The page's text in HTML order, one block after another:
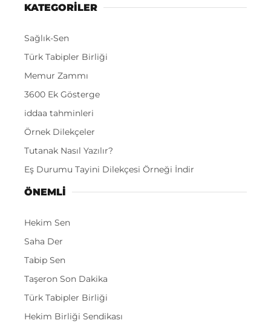
KATEGORİLER
Sağlık-Sen
Türk Tabipler Birliği
Memur Zammı
3600 Ek Gösterge
iddaa tahminleri
Örnek Dilekçeler
Tutanak Nasıl Yazılır?
Eş Durumu Tayini Dilekçesi Örneği İndir
ÖNEMLI
Hekim Sen
Saha Der
Tabip Sen
Taşeron Son Dakika
Türk Tabipler Birliği
Hekim Birliği Sendikası